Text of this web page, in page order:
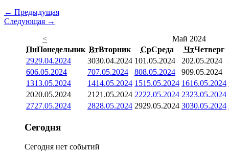
← Предыдущая
Следующая →
<
Май 2024
ПнПонедельник ВтВторник СрСреда ЧтЧетверг
2929.04.2024 3030.04.2024 101.05.2024 202.05.2024
606.05.2024 707.05.2024 808.05.2024 909.05.2024
1313.05.2024 1414.05.2024 1515.05.2024 1616.05.2024
2020.05.2024 21 21.05.2024 2222.05.2024 2323.05.2024
2727.05.2024 2828.05.2024 2929.05.2024 3030.05.2024
Сегодня
Сегодня нет событий